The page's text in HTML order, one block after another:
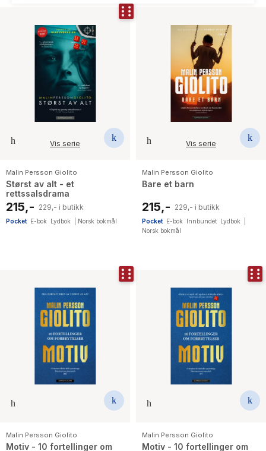
Vis serie
Malin Persson Giolito
Størst av alt - et
rettssalsdrama
215,- 229,- i butikk
Pocket E-bok Lydbok Norsk bokmål
Vis serie
Malin Persson Giolito
Bare et barn
215,- 229,- i butikk
Pocket E-bok Innbundet Lydbok
Norsk bokmål
Malin Persson Giolito
Motiv - 10 fortellinger om
Malin Persson Giolito
Motiv - 10 fortellinger om